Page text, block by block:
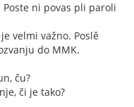
ni povas pli paroli
velmi važno. Poslě
do MMK.
ĉu?
či je tako?